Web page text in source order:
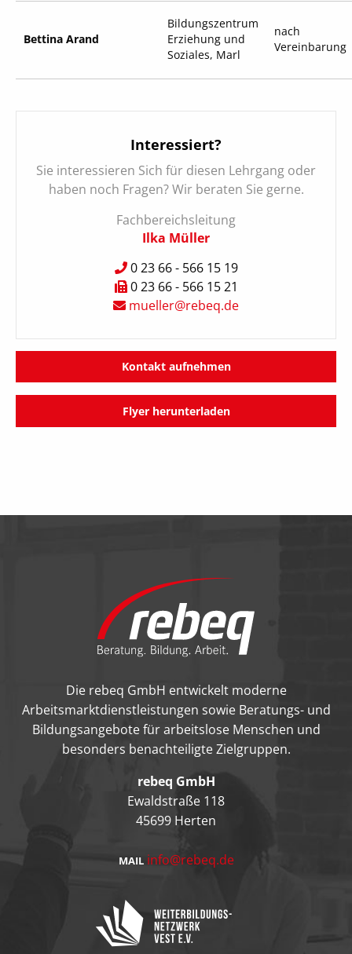
Bettina Arand
Bildungszentrum
Erziehung und
Soziales, Marl
nach
Vereinbarung
Interessiert?
Sie interessieren Sich für diesen Lehrgang oder
haben noch Fragen? Wir beraten Sie gerne.
Fachbereichsleitung
Ilka Müller
0 23 66 - 566 15 19
0 23 66 - 566 15 21
mueller@rebeq.de
Kontakt aufnehmen
Flyer herunterladen
Die rebeq GmbH entwickelt moderne
Arbeitsmarktdienstleistungen sowie Beratungs- und
Bildungsangebote für arbeitslose Menschen und
besonders benachteiligte Zielgruppen.
rebeq GmbH
Ewaldstraße 118
45699 Herten
MAIL info@rebeq.de